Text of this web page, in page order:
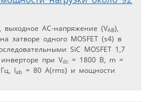
выходное AC-напряжение (VAB),
затворе одного MOSFET (s4) в
SiC MOSFET 1,7
при Vdc = 1800 В, m =
Iab = 80 A(rms) и мощности